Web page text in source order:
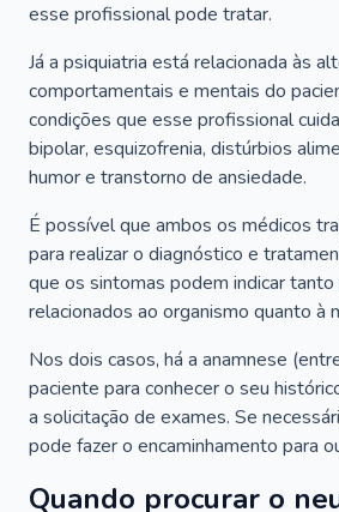
esse profissional pode tratar.
Já a psiquiatria está relacionada às
comportamentais e mentais do
condições que esse profissional
bipolar, esquizofrenia, distúrbios
humor e transtorno de ansiedade.
É possível que ambos os médicos
para realizar o diagnóstico e
que os sintomas podem indicar
relacionados ao organismo quanto à
Nos dois casos, há a anamnese
paciente para conhecer o seu
a solicitação de exames. Se
pode fazer o encaminhamento para
Quando procurar o